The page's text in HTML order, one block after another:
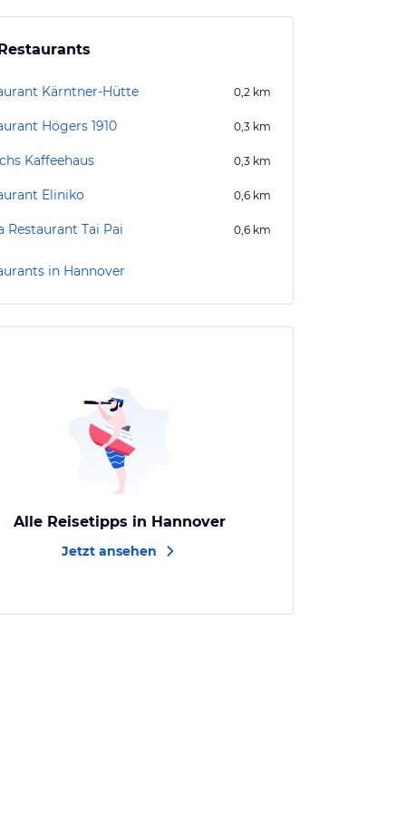
Kärntner-Hütte 0,2 km
Högers 1910 0,3 km
Kaffeehaus 0,3 km
Eliniko 0,6 km
Restaurant Tai Pai 0,6 km
in Hannover
Alle Reisetipps in Hannover
Jetzt ansehen